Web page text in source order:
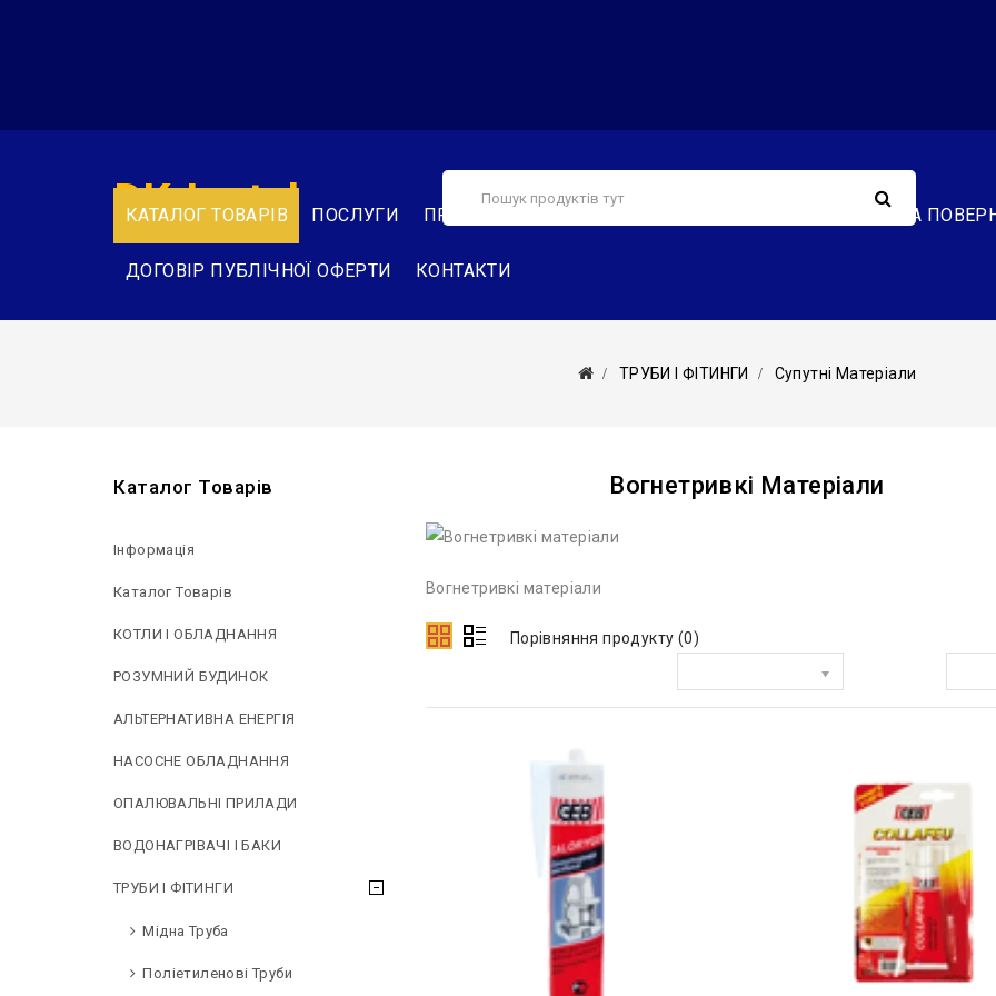
КАТАЛОГ ТОВАРІВ ПОСЛУГИ ПРО НАС ОБМІН ТА
ДОГОВІР ПУБЛІЧНОЇ ОФЕРТИ КОНТАКТИ
DK-Instal
ТРУБИ І ФІТИНГИ Супутні Матеріали
Каталог Товарів
Інформація
Каталог Товарів
КОТЛИ І ОБЛАДНАННЯ
РОЗУМНИЙ БУДИНОК
АЛЬТЕРНАТИВНА ЕНЕРГІЯ
НAСОСНЕ ОБЛАДНАННЯ
ОПАЛЮВАЛЬНІ ПРИЛАДИ
ВОДОНАГРІВАЧІ І БАКИ
ТРУБИ І ФІТИНГИ
Мідна Труба
Поліетиленові Труби
Вогнетривкі Матеріали
Вогнетривкі матеріали
Порівняння продукту (0)